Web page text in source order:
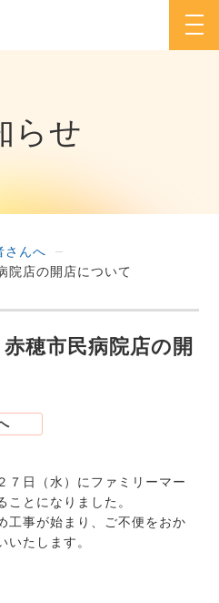
らせ
さんへ
院店の開店について
穂市民病院店の開
７日（水）にファミリーマー
ことになりました。
工事が始まり、ご不便をおか
いたします。